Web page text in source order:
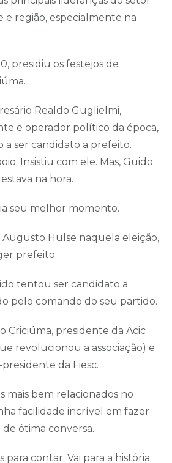
e região, especialmente na
presidiu os festejos de
Realdo Guglielmi,
e operador político da época,
ser candidato a prefeito.
Insistiu com ele. Mas, Guido
na hora.
seu melhor momento.
Augusto Hülse naquela eleição,
prefeito.
tentou ser candidato a
pelo comando do seu partido.
Criciúma, presidente da Acic
revolucionou a associação) e
da Fiesc.
mais bem relacionados no
facilidade incrível em fazer
ótima conversa.
para contar. Vai para a história